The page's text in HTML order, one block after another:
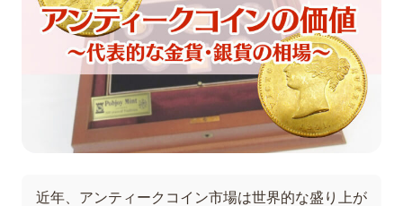
近年、アンティークコイン市場は世界的な盛り上が